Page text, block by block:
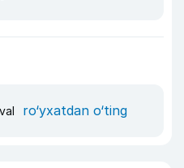
ro‘yxatdan o‘ting